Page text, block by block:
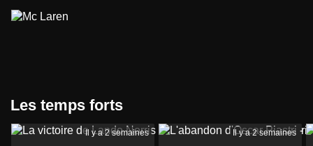
Les temps forts
Il y a 2 semaines Il y a 2 semaines